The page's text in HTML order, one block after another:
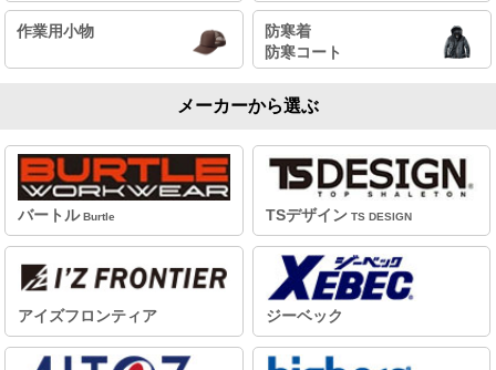
作業用小物
防寒着
防寒コート
メーカーから選ぶ
バートル Burtle TSデザイン TS DESIGN
アイズフロンティア ジーベック